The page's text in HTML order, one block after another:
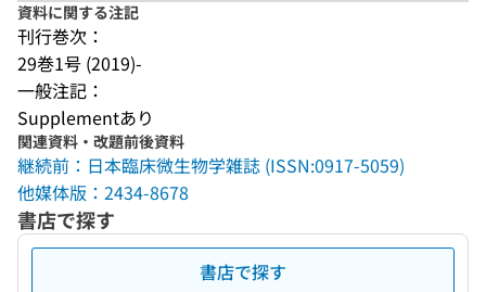
資料に関する注記
刊行巻次：
29巻1号 (2019)-
一般注記：
Supplementあり
関連資料・改題前後資料
継続前：日本臨床微生物学雑誌 (ISSN:0917-5059)
他媒体版：2434-8678
書店で探す
書店で探す